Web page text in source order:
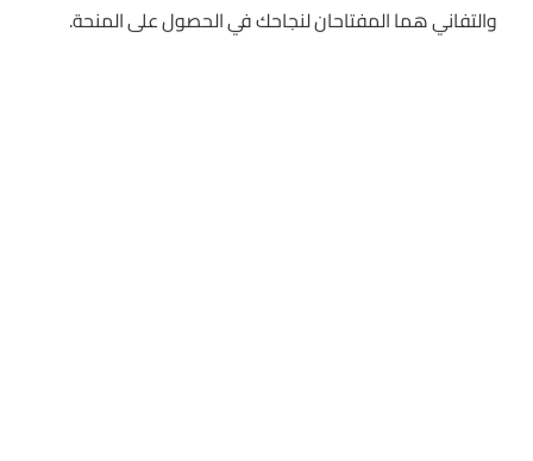
والتفاني هما المفتاحان لنجاحك في الحصول على المنحة.